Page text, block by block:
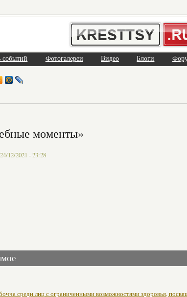
событий Фотогалереи Видео Блоги
моменты»
12/2021 - 23:28
среди лиц с ограниченными возможностями здоровья,